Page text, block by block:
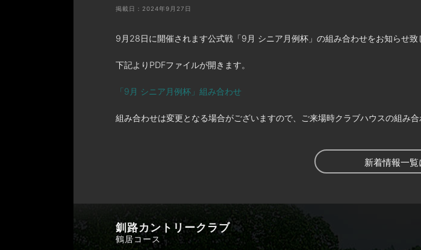
掲載日：2024年9月27日
9月28日に開催されます公式戦「9月 シニア月例杯」の組み合わせをお知らせ致
下記よりPDFファイルが開きます。
「9月 シニア月例杯」組み合わせ
組み合わせは変更となる場合がございますので、ご来場時クラブハウスの組み合
新着情報一覧
釧路カントリークラブ
鶴居コース